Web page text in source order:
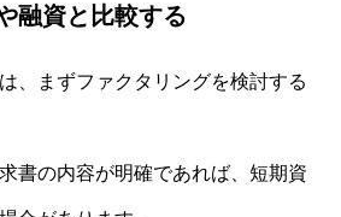
融資と比較する
、まずファクタリングを検討する
書の内容が明確であれば、短期資